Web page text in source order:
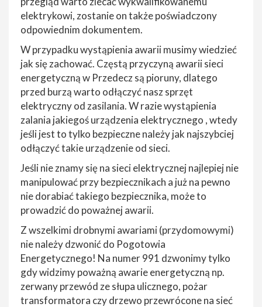
elektrykowi, zostanie on także poświadczony
odpowiednim dokumentem.
W przypadku wystąpienia awarii musimy wiedzieć
jak się zachować. Częstą przyczyną awarii sieci
energetyczną w Przedecz są pioruny, dlatego
przed burzą warto odłączyć nasz sprzęt
elektryczny od zasilania. W razie wystąpienia
zalania jakiegoś urządzenia elektrycznego , wtedy
jeśli jest to tylko bezpieczne należy jak najszybciej
odłączyć takie urządzenie od sieci.
Jeśli nie znamy się na sieci elektrycznej najlepiej nie
manipulować przy bezpiecznikach a już na pewno
nie dorabiać takiego bezpiecznika, może to
prowadzić do poważnej awarii.
Z wszelkimi drobnymi awariami (przydomowymi)
nie należy dzwonić do Pogotowia
Energetycznego! Na numer 991 dzwonimy tylko
gdy widzimy poważną awarie energetyczną np.
zerwany przewód ze słupa ulicznego, pożar
transformatora czy drzewo przewrócone na sieć